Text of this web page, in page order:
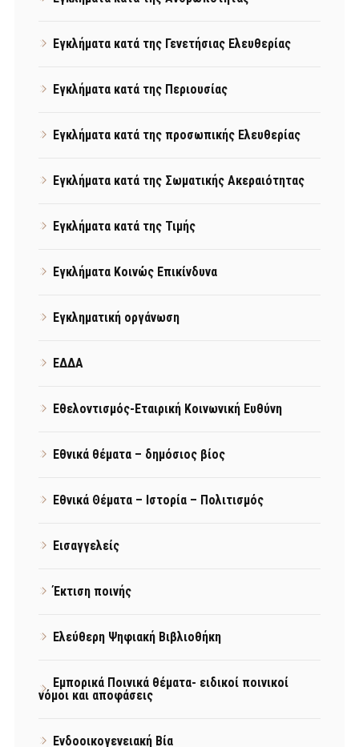
Εγκλήματα κατά της Γενετήσιας Ελευθερίας
Εγκλήματα κατά της Περιουσίας
Εγκλήματα κατά της προσωπικής Ελευθερίας
Εγκλήματα κατά της Σωματικής Ακεραιότητας
Εγκλήματα κατά της Τιμής
Εγκλήματα Κοινώς Επικίνδυνα
Εγκληματική οργάνωση
ΕΔΔΑ
Εθελοντισμός-Εταιρική Κοινωνική Ευθύνη
Εθνικά θέματα – δημόσιος βίος
Εθνικά Θέματα – Ιστορία – Πολιτισμός
Εισαγγελείς
Έκτιση ποινής
Ελεύθερη Ψηφιακή Βιβλιοθήκη
Εμπορικά Ποινικά θέματα- ειδικοί ποινικοί
νόμοι και αποφάσεις
Ενδοοικογενειακή Βία